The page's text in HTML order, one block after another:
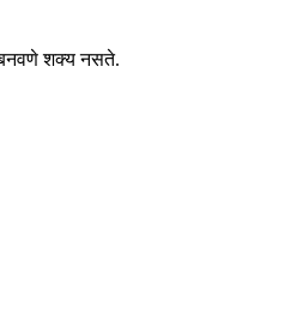
बनवणे शक्य नसते.